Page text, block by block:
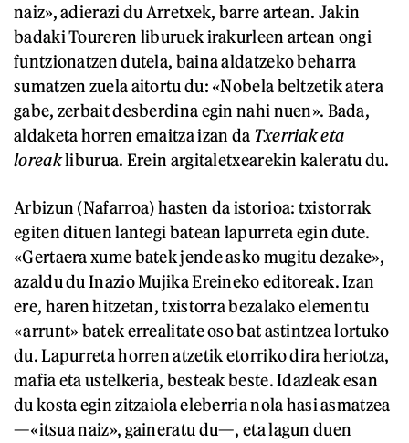
naiz», adierazi du Arretxek, barre artean. Jakin
badaki Toureren liburuek irakurleen artean ongi
funtzionatzen dutela, baina aldatzeko beharra
sumatzen zuela aitortu du: «Nobela beltzetik atera
gabe, zerbait desberdina egin nahi nuen». Bada,
aldaketa horren emaitza izan da Txerriak eta
loreakliburua. Erein argitaletxearekin kaleratu du.
Arbizun (Nafarroa) hasten da istorioa: txistorrak
egiten dituen lantegi batean lapurreta egin dute.
«Gertaera xume batek jende asko mugitu dezake»,
azaldu du Inazio Mujika Ereineko editoreak. Izan
ere, haren hitzetan, txistorra bezalako elementu
«arrunt» batek errealitate oso bat astintzea lortuko
du. Lapurreta horren atzetik etorriko dira heriotza,
mafia eta ustelkeria, besteak beste. Idazleak esan
du kosta egin zitzaiola eleberria nola hasi asmatzea
—«itsua naiz», gaineratu du—, eta lagun duen